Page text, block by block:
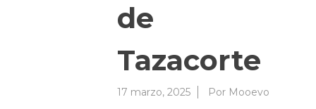
de
Tazacorte
17 marzo, 2025 Por Mooevo